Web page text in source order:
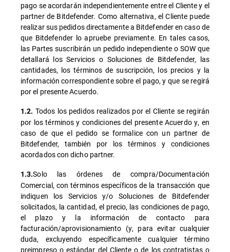
pago se acordarán independientemente entre el Cliente y el
partner de Bitdefender. Como alternativa, el Cliente puede
realizar sus pedidos directamente a Bitdefender en caso de
que Bitdefender lo apruebe previamente. En tales casos,
las Partes suscribirán un pedido independiente o SOW que
detallará los Servicios o Soluciones de Bitdefender, las
cantidades, los términos de suscripción, los precios y la
información correspondiente sobre el pago, y que se regirá
por el presente Acuerdo.
1.2. Todos los pedidos realizados por el Cliente se regirán
por los términos y condiciones del presente Acuerdo y, en
caso de que el pedido se formalice con un partner de
Bitdefender, también por los términos y condiciones
acordados con dicho partner.
1.3.Solo las órdenes de compra/Documentación
Comercial, con términos específicos de la transacción que
indiquen los Servicios y/o Soluciones de Bitdefender
solicitados, la cantidad, el precio, las condiciones de pago,
el plazo y la información de contacto para
facturación/aprovisionamiento (y, para evitar cualquier
duda, excluyendo específicamente cualquier término
preimpreso o estándar del Cliente o de los contratistas o